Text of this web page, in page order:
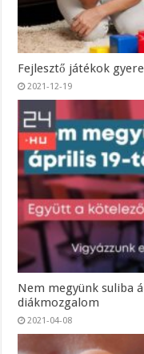
Fejlesztő játékok
2021-12-19
Nem megyünk suliba
diákmozgalom
2021-04-08